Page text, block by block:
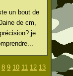
un bout de
de cm,
je
8 9 10 11 12 13